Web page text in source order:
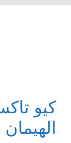
كيو
الهيمان